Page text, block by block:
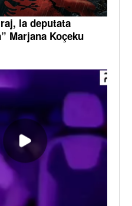
la deputata
Marjana Koçeku